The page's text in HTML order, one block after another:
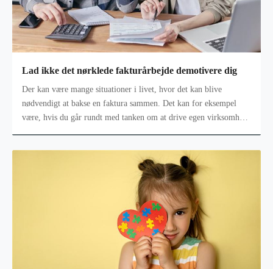
Lad ikke det nørklede fakturårbejde demotivere dig
Der kan være mange situationer i livet, hvor det kan blive
nødvendigt at bakse en faktura sammen. Det kan for eksempel
være, hvis du går rundt med tanken om at drive egen virksomhed.